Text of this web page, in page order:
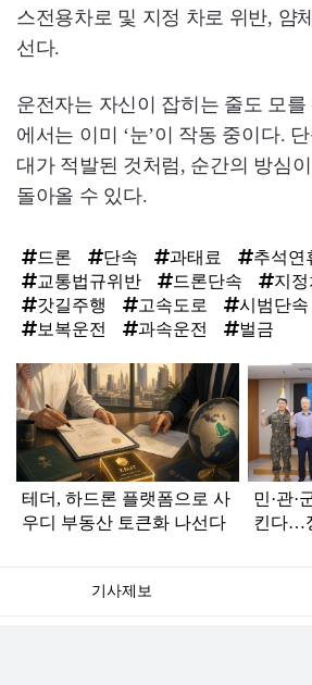
스전용차로 및 지정 차로 위반, 얌
선다.
운전자는 자신이 잡히는 줄도 모를
에서는 이미 ‘눈’이 작동 중이다.
대가 적발된 것처럼, 순간의 방심
돌아올 수 있다.
드론 단속 과태료 추석연
교통법규위반
드론단속
지
갓길주행
고속도로 시범단속
보복운전
과속운전 벌금
탑
라
인
테더, 하드론 플랫폼으로 사
우디 부동산 토큰화 나선다
민·관·
킨다…
기사제보